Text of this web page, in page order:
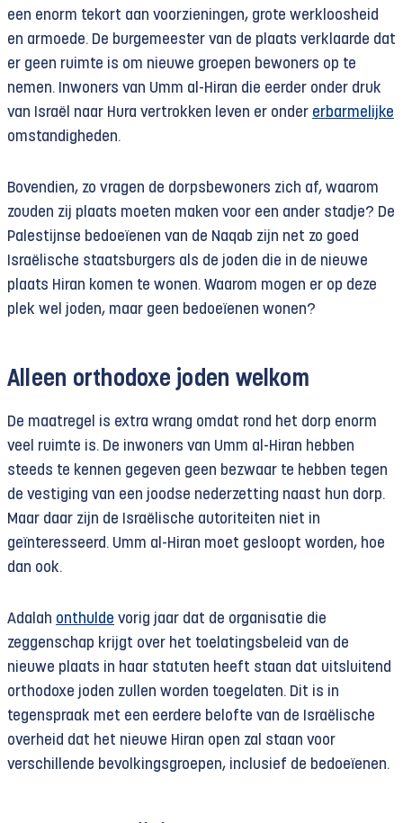
een enorm tekort aan voorzieningen, grote werkloosheid
en armoede. De burgemeester van de plaats verklaarde dat
er geen ruimte is om nieuwe groepen bewoners op te
nemen. Inwoners van Umm al-Hiran die eerder onder druk
van Israël naar Hura vertrokken leven er onder erbarmelijke
omstandigheden.
Bovendien, zo vragen de dorpsbewoners zich af, waarom
zouden zij plaats moeten maken voor een ander stadje? De
Palestijnse bedoeïenen van de Naqab zijn net zo goed
Israëlische staatsburgers als de joden die in de nieuwe
plaats Hiran komen te wonen. Waarom mogen er op deze
plek wel joden, maar geen bedoeïenen wonen?
Alleen orthodoxe joden welkom
De maatregel is extra wrang omdat rond het dorp enorm
veel ruimte is. De inwoners van Umm al-Hiran hebben
steeds te kennen gegeven geen bezwaar te hebben tegen
de vestiging van een joodse nederzetting naast hun dorp.
Maar daar zijn de Israëlische autoriteiten niet in
geïnteresseerd. Umm al-Hiran moet gesloopt worden, hoe
dan ook.
Adalah onthulde vorig jaar dat de organisatie die
zeggenschap krijgt over het toelatingsbeleid van de
nieuwe plaats in haar statuten heeft staan dat uitsluitend
orthodoxe joden zullen worden toegelaten. Dit is in
tegenspraak met een eerdere belofte van de Israëlische
overheid dat het nieuwe Hiran open zal staan voor
verschillende bevolkingsgroepen, inclusief de bedoeïenen.